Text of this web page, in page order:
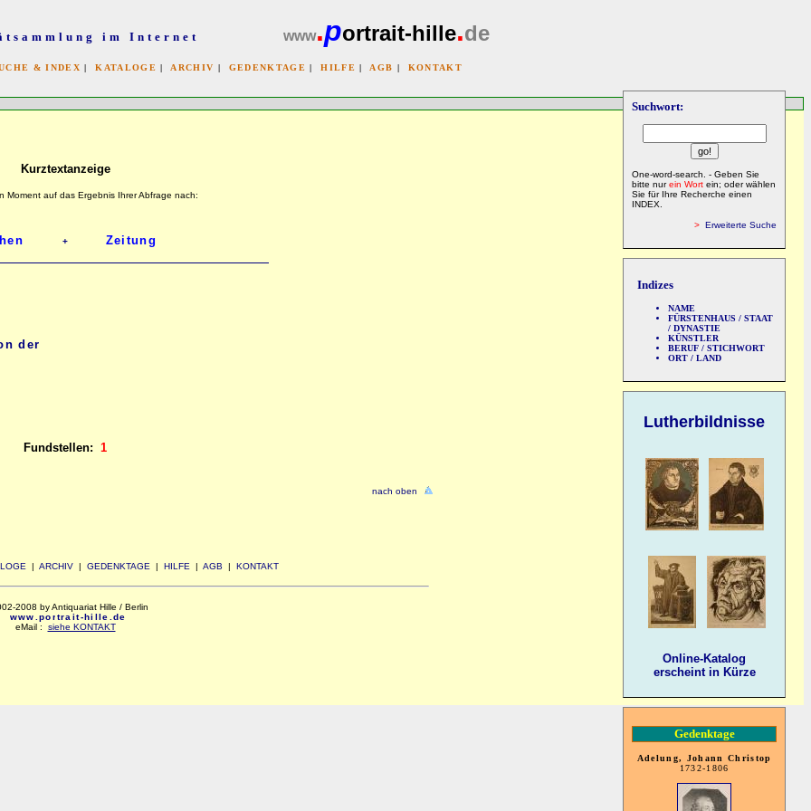
im Internet www.portrait-hille.de
& INDEX |KATALOGE | ARCHIV | GEDENKTAGE |HILFE | AGB | KONTAKT
Suchwort:
One-word-search. - Geben Sie
bitte nurein Wort ein; oder wählen
Sie für Ihre Recherche einen
INDEX.
> Erweiterte Suche
Indizes
NAME
FÜRSTENHAUS / STAAT
/ DYNASTIE
KÜNSTLER
BERUF / STICHWORT
ORT / LAND
Lutherbildnisse
Online-Katalog
erscheint in Kürze
Gedenktage
Adelung, Johann Christop
1732-1806
Kurztextanzeige
Moment auf das Ergebnis Ihrer Abfrage nach:
+
der
Fundstellen: 1
nach oben
| ARCHIV | GEDENKTAGE | HILFE | AGB | KONTAKT
2008 by Antiquariat Hille / Berlin
www.portrait-hille.de
eMail : siehe KONTAKT